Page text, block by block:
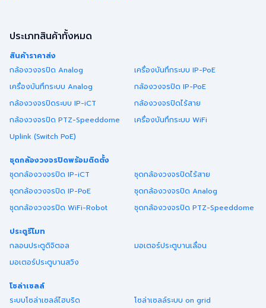
ประเภทสินค้าทั้งหมด
สินค้าราคาส่ง
กล้องวงจรปิด Analog
เครื่องบันทึกระบบ IP-PoE
เครื่องบันทึกระบบ Analog
กล้องวงจรปิด IP-PoE
กล้องวงจรปิดระบบ IP-iCT
กล้องวงจรปิดไร้สาย
กล้องวงจรปิด PTZ-Speeddome
เครื่องบันทึกระบบ WiFi
Uplink (Switch PoE)
ชุดกล้องวงจรปิดพร้อมติดตั้ง
ชุดกล้องวงจรปิด IP-iCT
ชุดกล้องวงจรปิดไร้สาย
ชุดกล้องวงจรปิด IP-PoE
ชุดกล้องวงจรปิด Analog
ชุดกล้องวงจรปิด WiFi-Robot
ชุดกล้องวงจรปิด PTZ-Speeddome
ประตูรีโมท
กลอนประตูดิจิตอล
มอเตอร์ประตูบานเลื่อน
มอเตอร์ประตูบานสวิง
โซล่าเซลล์
ระบบโซล่าเซลล์ไฮบริด
โซล่าเซลล์ระบบ on grid